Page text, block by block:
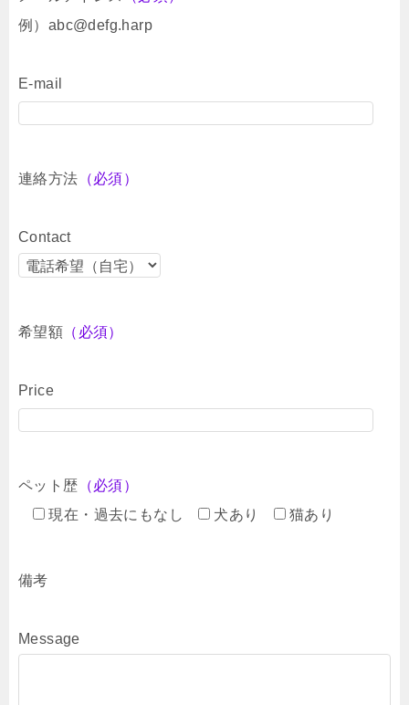
例）abc@defg.harp
E-mail
連絡方法 （必須）
Contact
希望額 （必須）
Price
ペット歴 （必須）
現在・過去にもなし
犬あり 猫あり
備考
Message